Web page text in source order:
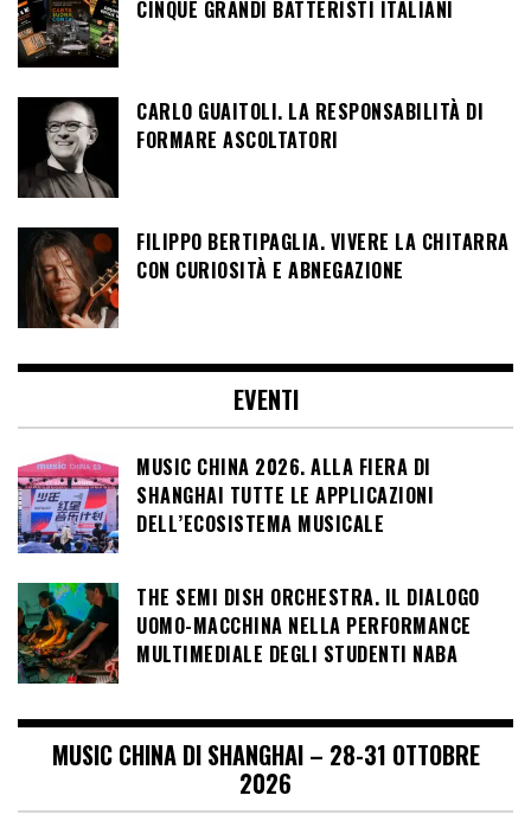
CINQUE GRANDI BATTERISTI ITALIANI
CARLO GUAITOLI. LA RESPONSABILITÀ DI
FORMARE ASCOLTATORI
FILIPPO BERTIPAGLIA. VIVERE LA CHITARRA
CON CURIOSITÀ E ABNEGAZIONE
EVENTI
MUSIC CHINA 2026. ALLA FIERA DI
SHANGHAI TUTTE LE APPLICAZIONI
DELL’ECOSISTEMA MUSICALE
THE SEMI DISH ORCHESTRA. IL DIALOGO
UOMO-MACCHINA NELLA PERFORMANCE
MULTIMEDIALE DEGLI STUDENTI NABA
MUSIC CHINA DI SHANGHAI – 28-31 OTTOBRE
2026